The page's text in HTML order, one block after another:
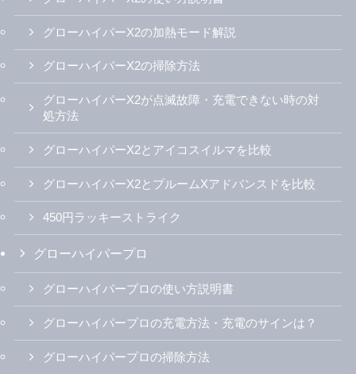
全31種類のプルームオーラ/キューブ/Xアドバ
ンスドのフレーバーを徹底評価！エボ/メビウ
第2のカプセル「センティア パッション・フ
ルーツ・カプセル」認可情報を独自確認！
570円の新銘柄 | アイコスさん
IQOSILUMAi（アイコスイルマアイ）/プライ
ム/ワンのカラバリを写真いっぱいで紹介！一
番人気の色は？